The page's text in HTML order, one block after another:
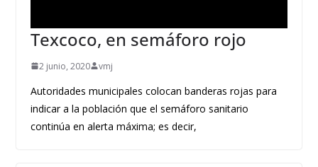
Texcoco, en semáforo rojo
2 junio, 2020 vmj
Autoridades municipales colocan banderas rojas para
indicar a la población que el semáforo sanitario
continúa en alerta máxima; es decir,